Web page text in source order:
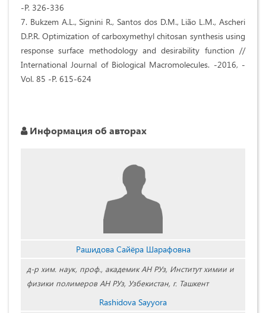
-Р. 326-336
7. Bukzem A.L., Signini R., Santos dos D.M., Lião L.M., Ascheri
D.P.R. Optimization of carboxymethyl chitosan synthesis using
response surface methodology and desirability function //
International Journal of Biological Macromolecules. -2016, -
Vol. 85 -Р. 615-624
Информация об авторах
Рашидова Сайёра Шарафовна
д-р хим. наук, проф., академик АН РУз, Институт химии и
физики полимеров АН РУз, Узбекистан, г. Ташкент
Rashidova Sayyora